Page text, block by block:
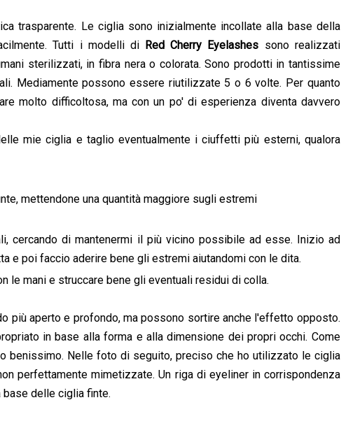
trasparente. Le ciglia sono inizialmente incollate alla base della
Tutti i modelli di Red Cherry Eyelashes sono realizzati
sterilizzati, in fibra nera o colorata. Sono prodotti in tantissime
Mediamente possono essere riutilizzate 5 o 6 volte. Per quanto
molto difficoltosa, ma con un po' di esperienza diventa davvero
mie ciglia e taglio eventualmente i ciuffetti più esterni, qualora
mettendone una quantità maggiore sugli estremi
cercando di mantenermi il più vicino possibile ad esse. Inizio ad
e poi faccio aderire bene gli estremi aiutandomi con le dita.
le mani e struccare bene gli eventuali residui di colla.
più aperto e profondo, ma possono sortire anche l'effetto opposto.
in base alla forma e alla dimensione dei propri occhi. Come
benissimo. Nelle foto di seguito, preciso che ho utilizzato le ciglia
perfettamente mimetizzate. Un riga di eyeliner in corrispondenza
base delle ciglia finte.